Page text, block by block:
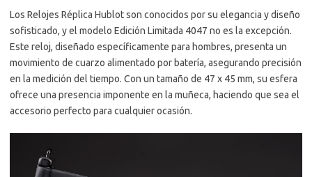
Los Relojes Réplica Hublot son conocidos por su elegancia y diseño
sofisticado, y el modelo Edición Limitada 4047 no es la excepción.
Este reloj, diseñado específicamente para hombres, presenta un
movimiento de cuarzo alimentado por batería, asegurando precisión
en la medición del tiempo. Con un tamaño de 47 x 45 mm, su esfera
ofrece una presencia imponente en la muñeca, haciendo que sea el
accesorio perfecto para cualquier ocasión.